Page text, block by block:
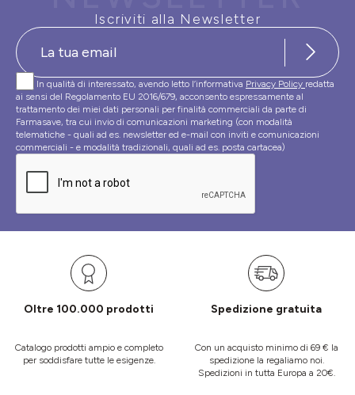
Iscriviti alla Newsletter
In qualità di interessato, avendo letto l’informativa Privacy Policy redatta
ai sensi del Regolamento EU 2016/679, acconsento espressamente al
trattamento dei miei dati personali per finalità commerciali da parte di
Farmasave, tra cui invio di comunicazioni marketing (con modalità
telematiche - quali ad es. newsletter ed e-mail con inviti e comunicazioni
commerciali - e modalità tradizionali, quali ad es. posta cartacea)
Oltre 100.000 prodotti
Catalogo prodotti ampio e completo
per soddisfare tutte le esigenze.
Spedizione gratuita
Con un acquisto minimo di 69 € la
spedizione la regaliamo noi.
Spedizioni in tutta Europa a 20€.